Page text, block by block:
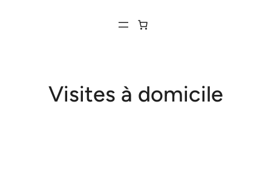
Visites à domicile